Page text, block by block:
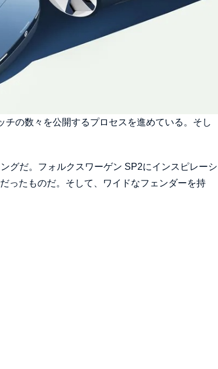
の数々を公開するプロセスを進めている。そし
グだ。フォルクスワーゲン SP2にインスピレーシ
ったものだ。そして、ワイドなフェンダーを持